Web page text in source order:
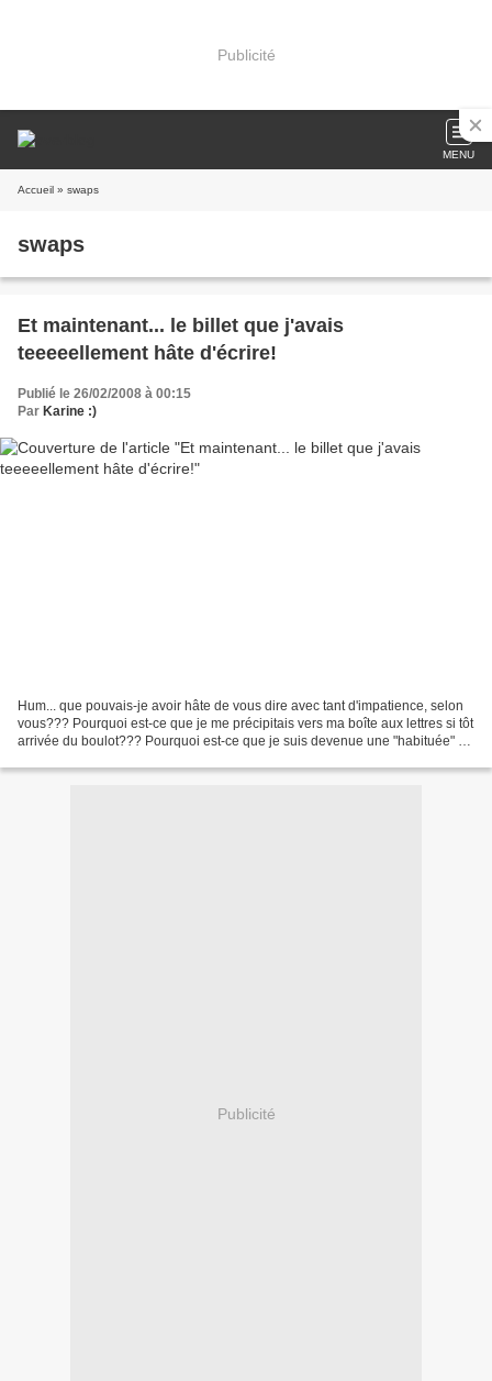
Publicité
MENU
Accueil » swaps
swaps
Et maintenant... le billet que j'avais
teeeeellement hâte d'écrire!
Publié le 26/02/2008 à 00:15
Par Karine :)
Hum... que pouvais-je avoir hâte de vous dire avec tant d'impatience, selon
vous??? Pourquoi est-ce que je me précipitais vers ma boîte aux lettres si tôt
arrivée du boulot??? Pourquoi est-ce que je suis devenue une "habituée" du
Publicité